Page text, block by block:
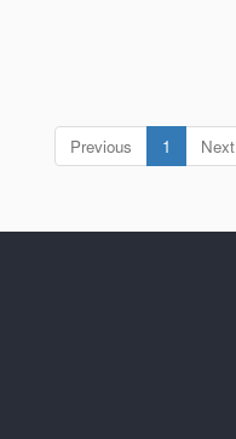
Previous 1 (current)
Next